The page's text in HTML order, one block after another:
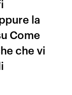
la
Come
che vi